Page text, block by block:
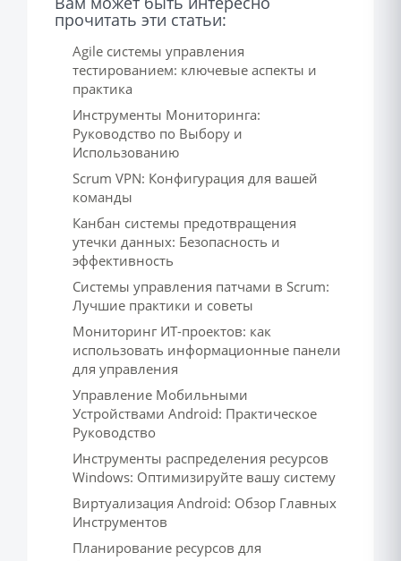
прочитать эти статьи:
Agile системы управления
тестированием: ключевые аспекты и
практика
Инструменты Мониторинга:
Руководство по Выбору и
Использованию
Scrum VPN: Конфигурация для вашей
команды
Канбан системы предотвращения
утечки данных: Безопасность и
эффективность
Системы управления патчами в Scrum:
Лучшие практики и советы
Мониторинг ИТ-проектов: как
использовать информационные панели
для управления
Управление Мобильными
Устройствами Android: Практическое
Руководство
Инструменты распределения ресурсов
Windows: Оптимизируйте вашу систему
Виртуализация Android: Обзор Главных
Инструментов
Планирование ресурсов для